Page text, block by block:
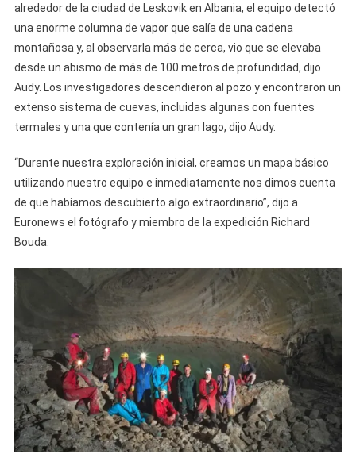
alrededor de la ciudad de Leskovik en Albania, el equipo detectó
una enorme columna de vapor que salía de una cadena
montañosa y, al observarla más de cerca, vio que se elevaba
desde un abismo de más de 100 metros de profundidad, dijo
Audy. Los investigadores descendieron al pozo y encontraron un
extenso sistema de cuevas, incluidas algunas con fuentes
termales y una que contenía un gran lago, dijo Audy.
“Durante nuestra exploración inicial, creamos un mapa básico
utilizando nuestro equipo e inmediatamente nos dimos cuenta
de que habíamos descubierto algo extraordinario”, dijo a
Euronews el fotógrafo y miembro de la expedición Richard
Bouda.